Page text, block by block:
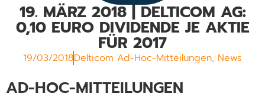
19. MÄRZ 2018 | DELTICOM AG:
0,10 EURO DIVIDENDE JE AKTIE
FÜR 2017
19/03/2018Delticom Ad-Hoc-Mitteilungen, News
AD-HOC-MITTEILUNGEN